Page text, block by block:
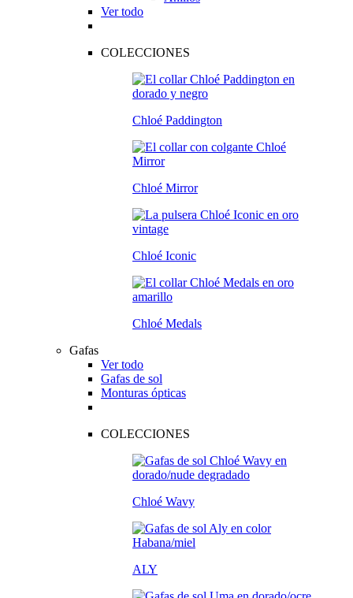
Ver todo
COLECCIONES
Chloé Paddington
Chloé Mirror
Chloé Iconic
Chloé Medals
Gafas
Ver todo
Gafas de sol
Monturas ópticas
COLECCIONES
Chloé Wavy
ALY